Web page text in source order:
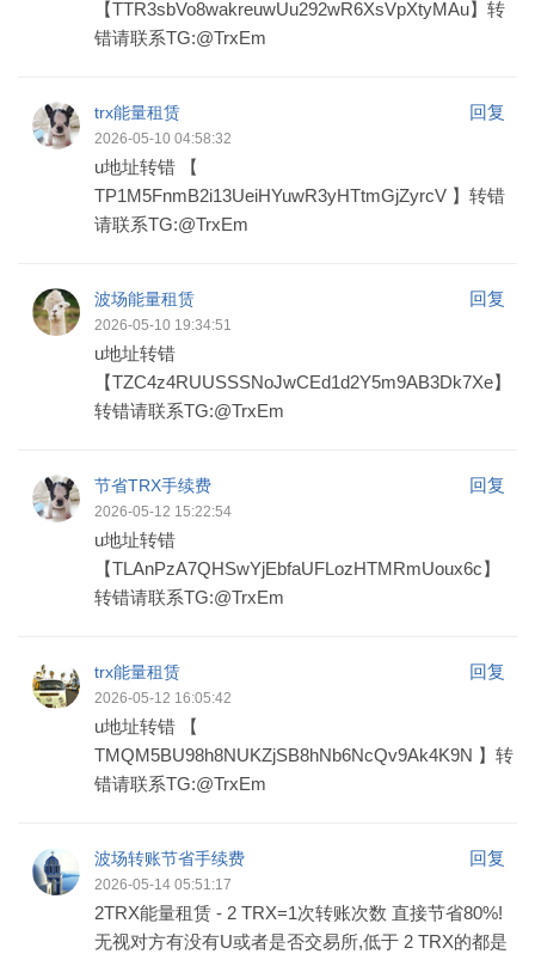
【TTR3sbVo8wakreuwUu292wR6XsVpXtyMAu】转
错请联系TG:@TrxEm
trx能量租赁 回复
2026-05-10 04:58:32
u地址转错 【
TP1M5FnmB2i13UeiHYuwR3yHTtmGjZyrcV 】转错
请联系TG:@TrxEm
波场能量租赁 回复
2026-05-10 19:34:51
u地址转错
【TZC4z4RUUSSSNoJwCEd1d2Y5m9AB3Dk7Xe】
转错请联系TG:@TrxEm
节省TRX手续费 回复
2026-05-12 15:22:54
u地址转错
【TLAnPzA7QHSwYjEbfaUFLozHTMRmUoux6c】
转错请联系TG:@TrxEm
trx能量租赁 回复
2026-05-12 16:05:42
u地址转错 【
TMQM5BU98h8NUKZjSB8hNb6NcQv9Ak4K9N 】转
错请联系TG:@TrxEm
波场转账节省手续费 回复
2026-05-14 05:51:17
2TRX能量租赁 - 2 TRX=1次转账次数 直接节省80%!
无视对方有没有U或者是否交易所,低于 2 TRX的都是